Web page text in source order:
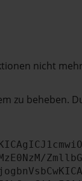
nicht
zu beheben.